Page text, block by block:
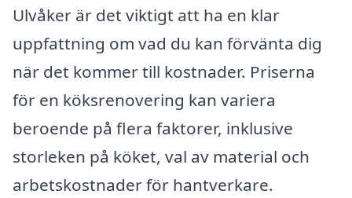
Ulvåker är det viktigt att ha en klar
uppfattning om vad du kan förvänta dig
när det kommer till kostnader. Priserna
för en köksrenovering kan variera
beroende på flera faktorer, inklusive
storleken på köket, val av material och
arbetskostnader för hantverkare.